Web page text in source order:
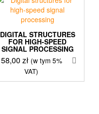
DIGITAL STRUCTURES
FOR HIGH-SPEED
SIGNAL PROCESSING
58,00 zł (w tym 5%
VAT)